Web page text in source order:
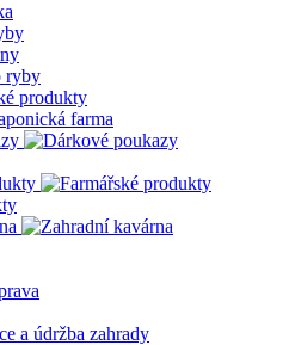
ryby
produkty
farma